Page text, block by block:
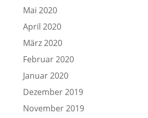
Mai 2020
April 2020
März 2020
Februar 2020
Januar 2020
Dezember 2019
November 2019